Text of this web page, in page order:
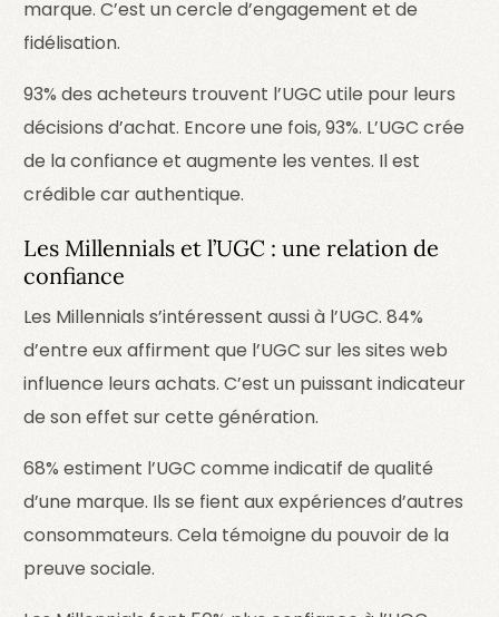
marque. C’est un cercle d’engagement et de
fidélisation.
93% des acheteurs trouvent l’UGC utile pour leurs
décisions d’achat. Encore une fois, 93%. L’UGC crée
de la confiance et augmente les ventes. Il est
crédible car authentique.
Les Millennials et l’UGC : une relation de
confiance
Les Millennials s’intéressent aussi à l’UGC. 84%
d’entre eux affirment que l’UGC sur les sites web
influence leurs achats. C’est un puissant indicateur
de son effet sur cette génération.
68% estiment l’UGC comme indicatif de qualité
d’une marque. Ils se fient aux expériences d’autres
consommateurs. Cela témoigne du pouvoir de la
preuve sociale.